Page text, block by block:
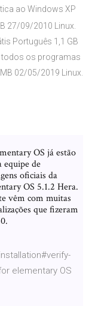
ao Windows XP
27/09/2010 Linux.
Português 1,1 GB
todos os programas
02/05/2019 Linux.
OS já estão
equipe de
oficiais da
OS 5.1.2 Hera.
vêm com muitas
que fizeram
elementary OS